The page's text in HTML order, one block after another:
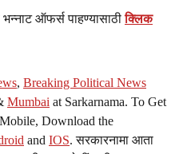
ऑफर्स पाहण्यासाठीक्लिक
, Breaking Political News
Mumbai at Sarkarnama. To Get
Download the
and IOS. सरकारनामा आता